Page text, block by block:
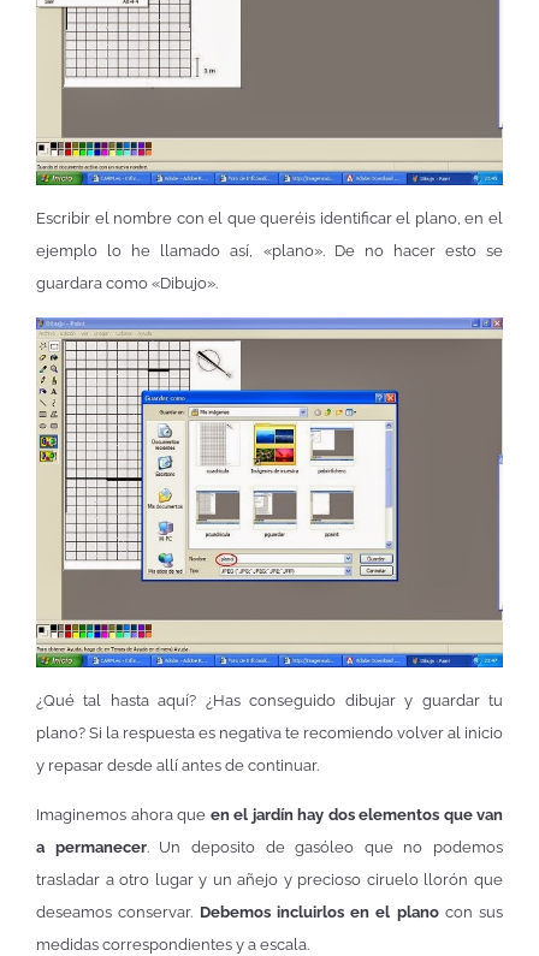
Escribir el nombre con el que queréis identificar el plano, en el
ejemplo lo he llamado así, «plano». De no hacer esto se
guardara como «Dibujo».
¿Qué tal hasta aquí? ¿Has conseguido dibujar y guardar tu
plano? Si la respuesta es negativa te recomiendo volver al inicio
y repasar desde allí antes de continuar.
Imaginemos ahora que en el jardín hay dos elementos que van
a permanecer. Un deposito de gasóleo que no podemos
trasladar a otro lugar y un añejo y precioso ciruelo llorón que
deseamos conservar. Debemos incluirlos en el planocon sus
medidas correspondientes y a escala.